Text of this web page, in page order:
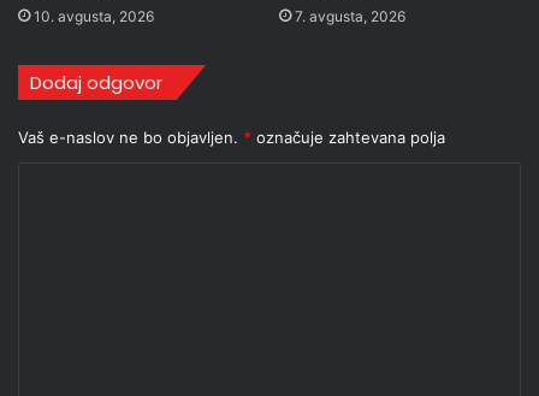
10. avgusta, 2026 7. avgusta, 2026
Dodaj odgovor
Vaš e-naslov ne bo objavljen. * označuje zahtevana polja